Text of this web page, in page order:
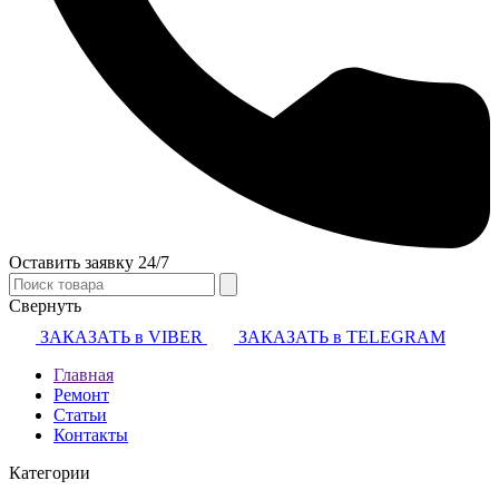
Оставить заявку 24/7
Свернуть
ЗАКАЗАТЬ в VIBER
ЗАКАЗАТЬ в TELEGRAM
Главная
Ремонт
Статьи
Контакты
Категории